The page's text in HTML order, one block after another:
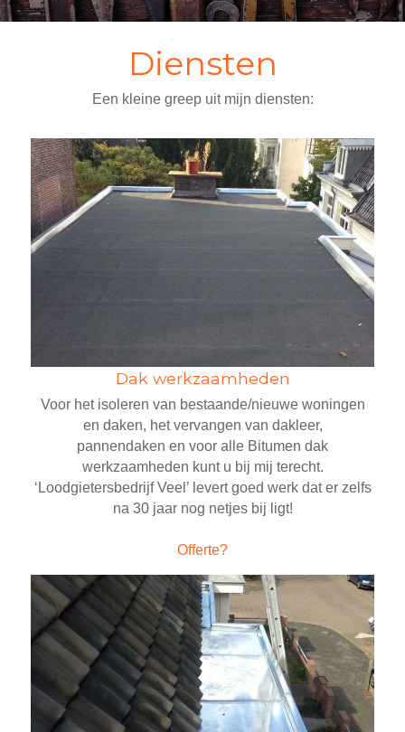
Diensten
Een kleine greep uit mijn diensten:
Dak werkzaamheden
Voor het isoleren van bestaande/nieuwe woningen
en daken, het vervangen van dakleer,
pannendaken en voor alle Bitumen dak
werkzaamheden kunt u bij mij terecht.
‘Loodgietersbedrijf Veel’ levert goed werk dat er zelfs
na 30 jaar nog netjes bij ligt!
Offerte?